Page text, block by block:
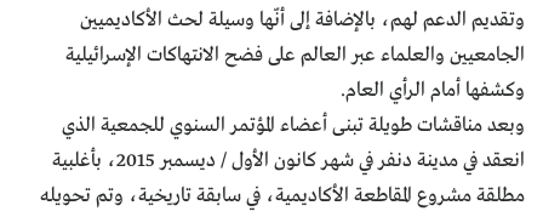
وتقديم الدعم لهم، بالإضافة إلى أنّها وسيلة لحث الأكاديميين
الجامعيين والعلماء عبر العالم على فضح الانتهاكات الإسرائيلية
وكشفها أمام الرأي العام.
وبعد مناقشات طويلة تبنى أعضاء المؤتمر السنوي للجمعية الذي
انعقد في مدينة دنفر في شهر كانون الأول / ديسمبر 2015، بأغلبية
مطلقة مشروع المقاطعة الأكاديمية، في سابقة تاريخية، وتم تحويله